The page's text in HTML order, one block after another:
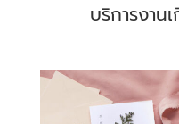
บริการงาน